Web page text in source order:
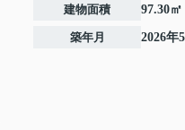
建物面積 97.30㎡
築年月 2026年